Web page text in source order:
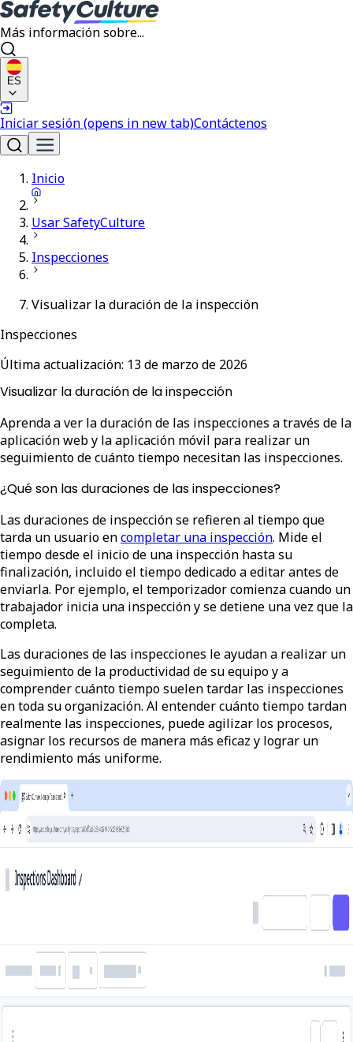
Más información sobre...
ES
Iniciar sesión(opens in new tab)Contáctenos
Inicio
Usar SafetyCulture
Inspecciones
Visualizar la duración de la inspección
Inspecciones
Última actualización: 13 de marzo de 2026
Visualizar la duración de la inspección
Aprenda a ver la duración de las inspecciones a través de la
aplicación web y la aplicación móvil para realizar un
seguimiento de cuánto tiempo necesitan las inspecciones.
¿Qué son las duraciones de las inspecciones?
Las duraciones de inspección se refieren al tiempo que
tarda un usuario encompletar una inspección. Mide el
tiempo desde el inicio de una inspección hasta su
finalización, incluido el tiempo dedicado a editar antes de
enviarla. Por ejemplo, el temporizador comienza cuando un
trabajador inicia una inspección y se detiene una vez que la
completa.
Las duraciones de las inspecciones le ayudan a realizar un
seguimiento de la productividad de su equipo y a
comprender cuánto tiempo suelen tardar las inspecciones
en toda su organización. Al entender cuánto tiempo tardan
realmente las inspecciones, puede agilizar los procesos,
asignar los recursos de manera más eficaz y lograr un
rendimiento más uniforme.